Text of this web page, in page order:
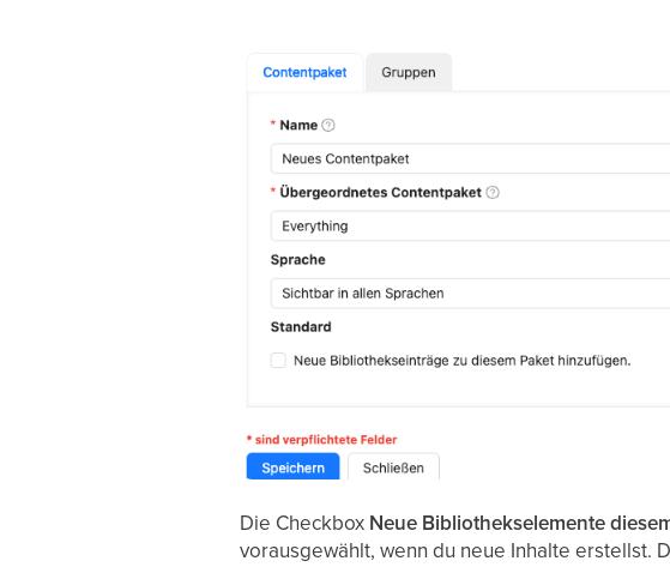
Die Checkbox Neue Bibliothekselemente
vorausgewählt, wenn du neue Inhalte erstellst.